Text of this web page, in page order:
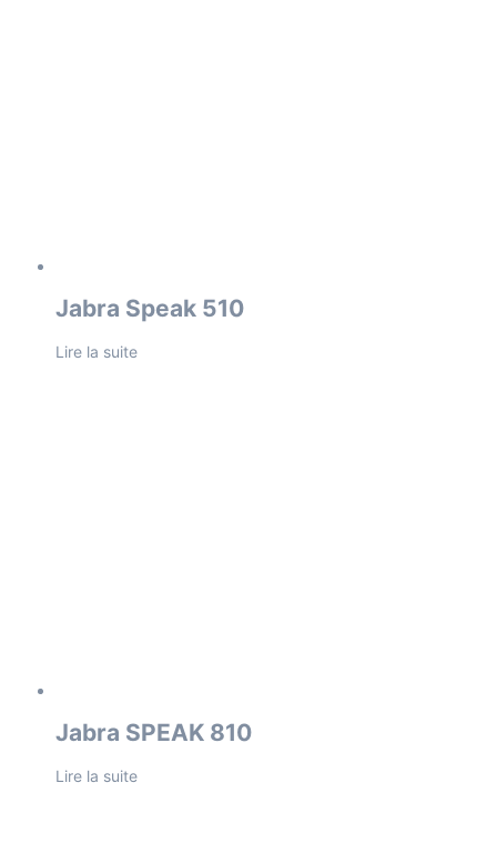
Jabra Speak 510
Lire la suite
Jabra SPEAK 810
Lire la suite